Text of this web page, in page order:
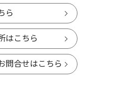
ら
はこちら
問合せはこちら